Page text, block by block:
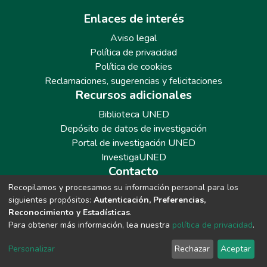
Enlaces de interés
Aviso legal
Política de privacidad
Política de cookies
Reclamaciones, sugerencias y felicitaciones
Recursos adicionales
Biblioteca UNED
Depósito de datos de investigación
Portal de investigación UNED
InvestigaUNED
Contacto
Teléfono: 913986562 / 6643 / 6633 / 8766
Correo: repositoriobiblioteca@adm.uned.es
Recopilamos y procesamos su información personal para los
siguientes propósitos: Autenticación, Preferencias,
Reconocimiento y Estadísticas.
Para obtener más información, lea nuestra política de privacidad.
Personalizar Rechazar Aceptar